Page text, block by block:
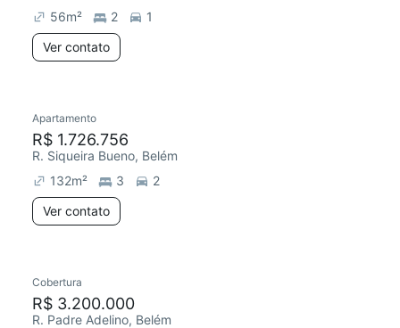
56m² 2
1
Ver contato
Apartamento
R$ 1.726.756
R. Siqueira Bueno, Belém
132m² 3
2
Ver contato
Cobertura
R$ 3.200.000
R. Padre Adelino, Belém